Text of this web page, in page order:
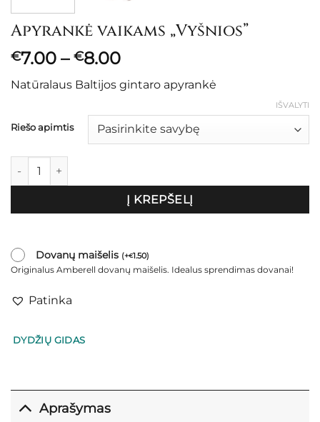
Apyrankė vaikams „Vyšnios”
€7.00 – €8.00Price
€7.00
€8.00
Natūralaus Baltijos gintaro apyrankė
Riešo apimtis
IŠVALYTI
produkto kiekis: Apyrankė vaikams "Vyšnios"
Į KREPŠELĮ
Dovanų maišelis (+€1.50)
Originalus Amberell dovanų maišelis. Idealus sprendimas dovanai!
Patinka
DYDŽIŲ GIDAS
Aprašymas